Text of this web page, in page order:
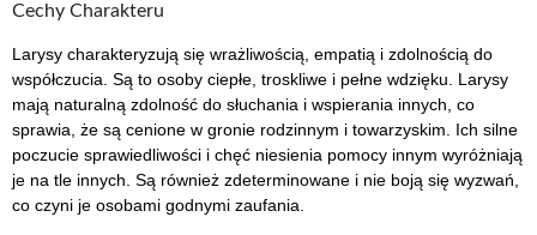
Cechy Charakteru
Larysy charakteryzują się wrażliwością, empatią i zdolnością do
współczucia. Są to osoby ciepłe, troskliwe i pełne wdzięku. Larysy
mają naturalną zdolność do słuchania i wspierania innych, co
sprawia, że są cenione w gronie rodzinnym i towarzyskim. Ich silne
poczucie sprawiedliwości i chęć niesienia pomocy innym wyróżniają
je na tle innych. Są również zdeterminowane i nie boją się wyzwań,
co czyni je osobami godnymi zaufania.